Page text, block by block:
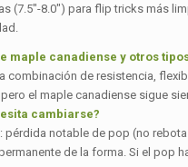
(7.5″-8.0″) para flip tricks más
maple canadiense y otros
combinación de resistencia,
el maple canadiense sigue
cambiarse?
notable de pop (no
de la forma. Si el pop